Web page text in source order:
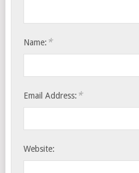
Name: *
Email Address: *
Website: